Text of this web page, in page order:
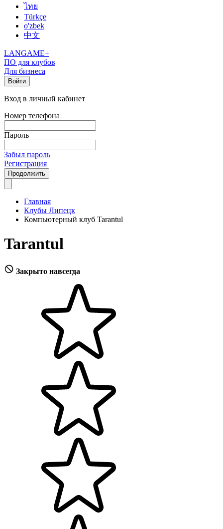
ไทย
Türkçe
o'zbek
中文
LANGAME+
ПО для клубов
Для бизнеса
Войти
Вход в личный кабинет
Номер телефона
Пароль
Забыл пароль
Регистрация
Продолжить
Главная
Клубы Липецк
Компьютерный клуб Tarantul
Tarantul
Закрыто навсегда